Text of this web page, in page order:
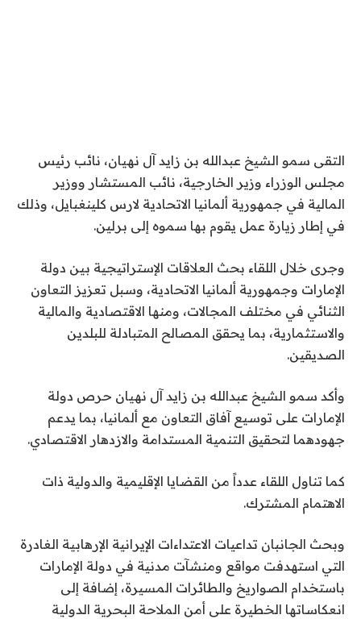
التقى سمو الشيخ عبدالله بن زايد آل نهيان، نائب رئيس
مجلس الوزراء وزير الخارجية، نائب المستشار ووزير
المالية في جمهورية ألمانيا الاتحادية لارس كلينغبايل، وذلك
في إطار زيارة عمل يقوم بها سموه إلى برلين.
وجرى خلال اللقاء بحث العلاقات الإستراتيجية بين دولة
الإمارات وجمهورية ألمانيا الاتحادية، وسبل تعزيز التعاون
الثنائي في مختلف المجالات، ومنها الاقتصادية والمالية
والاستثمارية، بما يحقق المصالح المتبادلة للبلدين
الصديقين.
وأكد سمو الشيخ عبدالله بن زايد آل نهيان حرص دولة
الإمارات على توسيع آفاق التعاون مع ألمانيا، بما يدعم
جهودهما لتحقيق التنمية المستدامة والازدهار الاقتصادي.
كما تناول اللقاء عدداً من القضايا الإقليمية والدولية ذات
الاهتمام المشترك.
وبحث الجانبان تداعيات الاعتداءات الإيرانية الإرهابية الغادرة
التي استهدفت مواقع ومنشآت مدنية في دولة الإمارات
باستخدام الصواريخ والطائرات المسيرة، إضافة إلى
انعكاساتها الخطيرة على أمن الملاحة البحرية الدولية